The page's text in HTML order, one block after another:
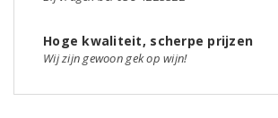
Hoge kwaliteit, scherpe prijzen
Wij zijn gewoon gek op wijn!